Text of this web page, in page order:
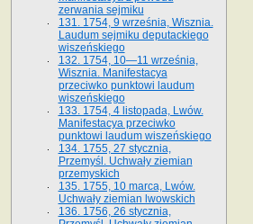
zerwania sejmiku
131. 1754, 9 września, Wisznia.
Laudum sejmiku deputackiego
wiszeńskiego
132. 1754, 10—11 września,
Wisznia. Manifestacya
przeciwko punktowi laudum
wiszeńskiego
133. 1754, 4 listopada, Lwów.
Manifestacya przeciwko
punktowi laudum wiszeńskiego
134. 1755, 27 stycznia,
Przemyśl. Uchwały ziemian
przemyskich
135. 1755, 10 marca, Lwów.
Uchwały ziemian lwowskich
136. 1756, 26 stycznia,